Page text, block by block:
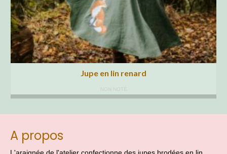
Jupe en lin renard
NON NOTÉ
A propos
L'araignée de l'atelier confectionne des jupes brodées en lin